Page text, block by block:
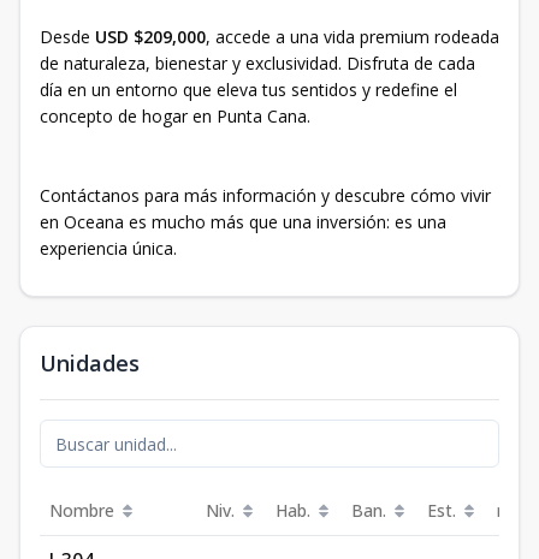
Desde USD $209,000, accede a una vida premium rodeada
de naturaleza, bienestar y exclusividad. Disfruta de cada
día en un entorno que eleva tus sentidos y redefine el
concepto de hogar en Punta Cana.
Contáctanos para más información y descubre cómo vivir
en Oceana es mucho más que una inversión: es una
experiencia única.
Unidades
Nombre Niv. Hab. Ban. Est. m²